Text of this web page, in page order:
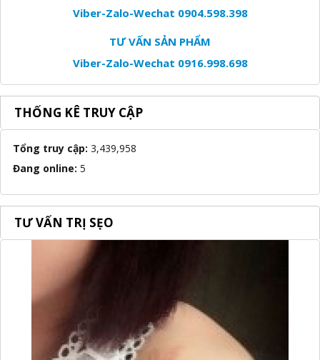
Viber-Zalo-Wechat 0904.598.398
TƯ VẤN SẢN PHẨM
Viber-Zalo-Wechat 0916.998.698
THỐNG KÊ TRUY CẬP
Tổng truy cập: 3,439,958
Đang online: 5
TƯ VẤN TRỊ SẸO